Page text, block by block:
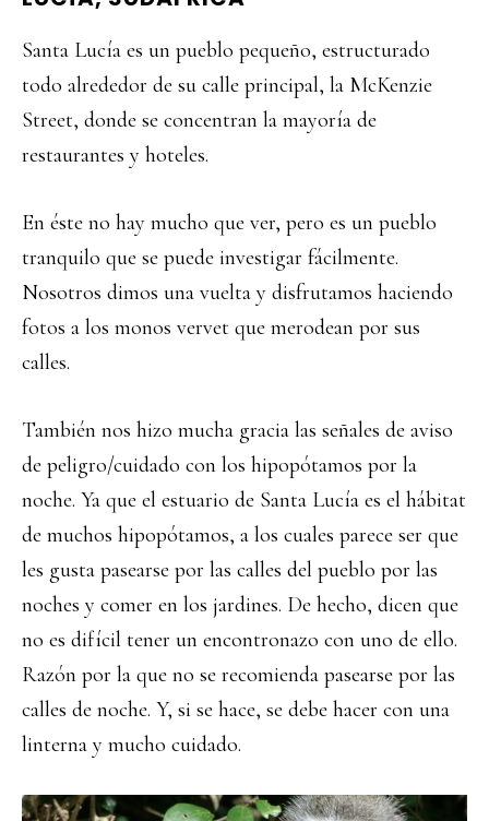
Santa Lucía es un pueblo pequeño, estructurado
todo alrededor de su calle principal, la McKenzie
Street, donde se concentran la mayoría de
restaurantes y hoteles.
En éste no hay mucho que ver, pero es un pueblo
tranquilo que se puede investigar fácilmente.
Nosotros dimos una vuelta y disfrutamos haciendo
fotos a los monos vervet que merodean por sus
calles.
También nos hizo mucha gracia las señales de aviso
de peligro/cuidado con los hipopótamos por la
noche. Ya que el estuario de Santa Lucía es el hábitat
de muchos hipopótamos, a los cuales parece ser que
les gusta pasearse por las calles del pueblo por las
noches y comer en los jardines. De hecho, dicen que
no es difícil tener un encontronazo con uno de ello.
Razón por la que no se recomienda pasearse por las
calles de noche. Y, si se hace, se debe hacer con una
linterna y mucho cuidado.